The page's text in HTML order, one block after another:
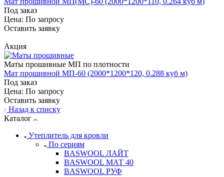
Под заказ
Цена: По запросу
Оставить заявку
Акция
Маты прошивные МП по плотности
Мат прошивной МП-60 (2000*1200*120, 0.288 куб м)
Под заказ
Цена: По запросу
Оставить заявку
Назад к списку
Каталог
Утеплитель для кровли
По сериям
BASWOOL ЛАЙТ
BASWOOL МАТ 40
BASWOOL РУФ